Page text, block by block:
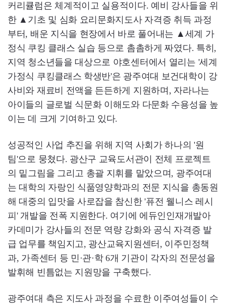
커리큘럼은 체계적이고 실용적이다. 예비 강사들을 위
한 ▲기초 및 심화 요리문화지도사 자격증 취득 과정
부터, 배운 지식을 현장에서 바로 풀어내는 ▲세계 가
정식 쿠킹 클래스 실습 등으로 촘촘하게 짜였다. 특히,
지역 청소년들을 대상으로 야호센터에서 열리는 '세계
가정식 쿠킹클래스 학생반'은 광주여대 보건대학이 강
사비와 재료비 전액을 든든하게 지원하며, 자라나는
아이들의 글로벌 식문화 이해도와 다문화 수용성을 높
이는 데 크게 기여하고 있다.
성공적인 사업 추진을 위해 지역 사회가 하나의 '원
팀'으로 뭉쳤다. 광산구 교육도서관이 전체 프로젝트
의 밑그림을 그리고 총괄 지휘를 맡았으며, 광주여대
는 대학의 자랑인 식품영양학과의 전문 지식을 총동원
해 대중의 입맛을 사로잡을 참신한 '퓨전 웰니스 레시
피' 개발을 전폭 지원한다. 여기에 에듀인인재개발아
카데미가 강사들의 전문 역량 강화와 공식 자격증 발
급 업무를 책임지고, 광산교육지원센터, 이주민정책
과, 가족센터 등 민·관·학 6개 기관이 각자의 전문성을
발휘해 빈틈없는 지원망을 구축했다.
광주여대 측은 지도사 과정을 수료한 이주여성들이 수